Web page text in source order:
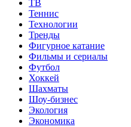
ТВ
Теннис
Технологии
Тренды
Фигурное катание
Фильмы и сериалы
Футбол
Хоккей
Шахматы
Шоу-бизнес
Экология
Экономика